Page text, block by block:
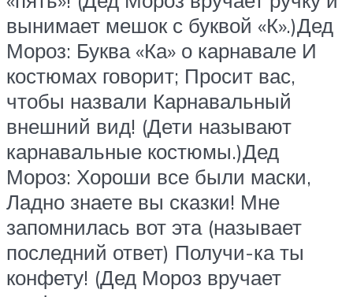
вынимает мешок с буквой «К».)Дед
Мороз: Буква «Ка» о карнавале И
костюмах говорит; Просит вас,
чтобы назвали Карнавальный
внешний вид! (Дети называют
карнавальные костюмы.)Дед
Мороз: Хороши все были маски,
Ладно знаете вы сказки! Мне
запомнилась вот эта (называет
последний ответ) Получи-ка ты
конфету! (Дед Мороз вручает